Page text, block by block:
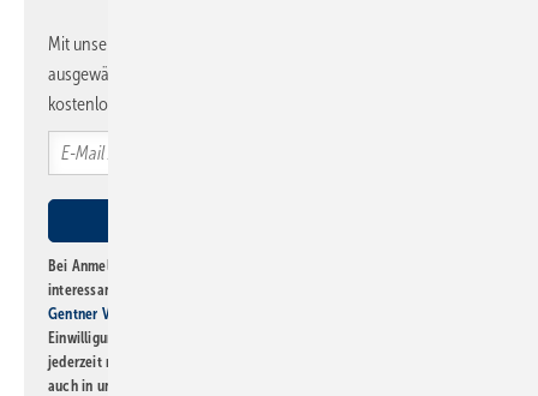
Mit unserem Newsletter erhalten Sie regelmäßig von uns
ausgewählte Informationen und Neuigkeiten, gebündelt und
kostenlos direkt ins Postfach.
Bei Anmeldung zu diesem Newsletter bin ich damit einverstanden, über
interessante Verlags- und Online-Angebote
Gentner Verlag GmbH & Co. KG
Einwilligung kann ich jederzeit widerrufen und eine Abmeldung ist
jederzeit möglich. Informationen zum Umgang mit Daten finden Sie
auch in unserer